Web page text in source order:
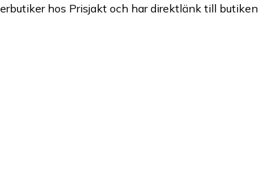
hos Prisjakt och har direktlänk till butiken.